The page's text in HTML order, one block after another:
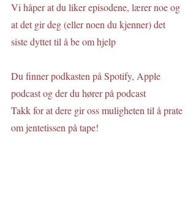
Vi håper at du liker episodene, lærer noe og
at det gir deg (eller noen du kjenner) det
siste dyttet til å be om hjelp
Du finner podkasten på Spotify, Apple
podcast og der du hører på podcast
Takk for at dere gir oss muligheten til å prate
om jentetissen på tape!